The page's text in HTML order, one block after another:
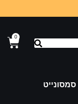
0
סמסונייט